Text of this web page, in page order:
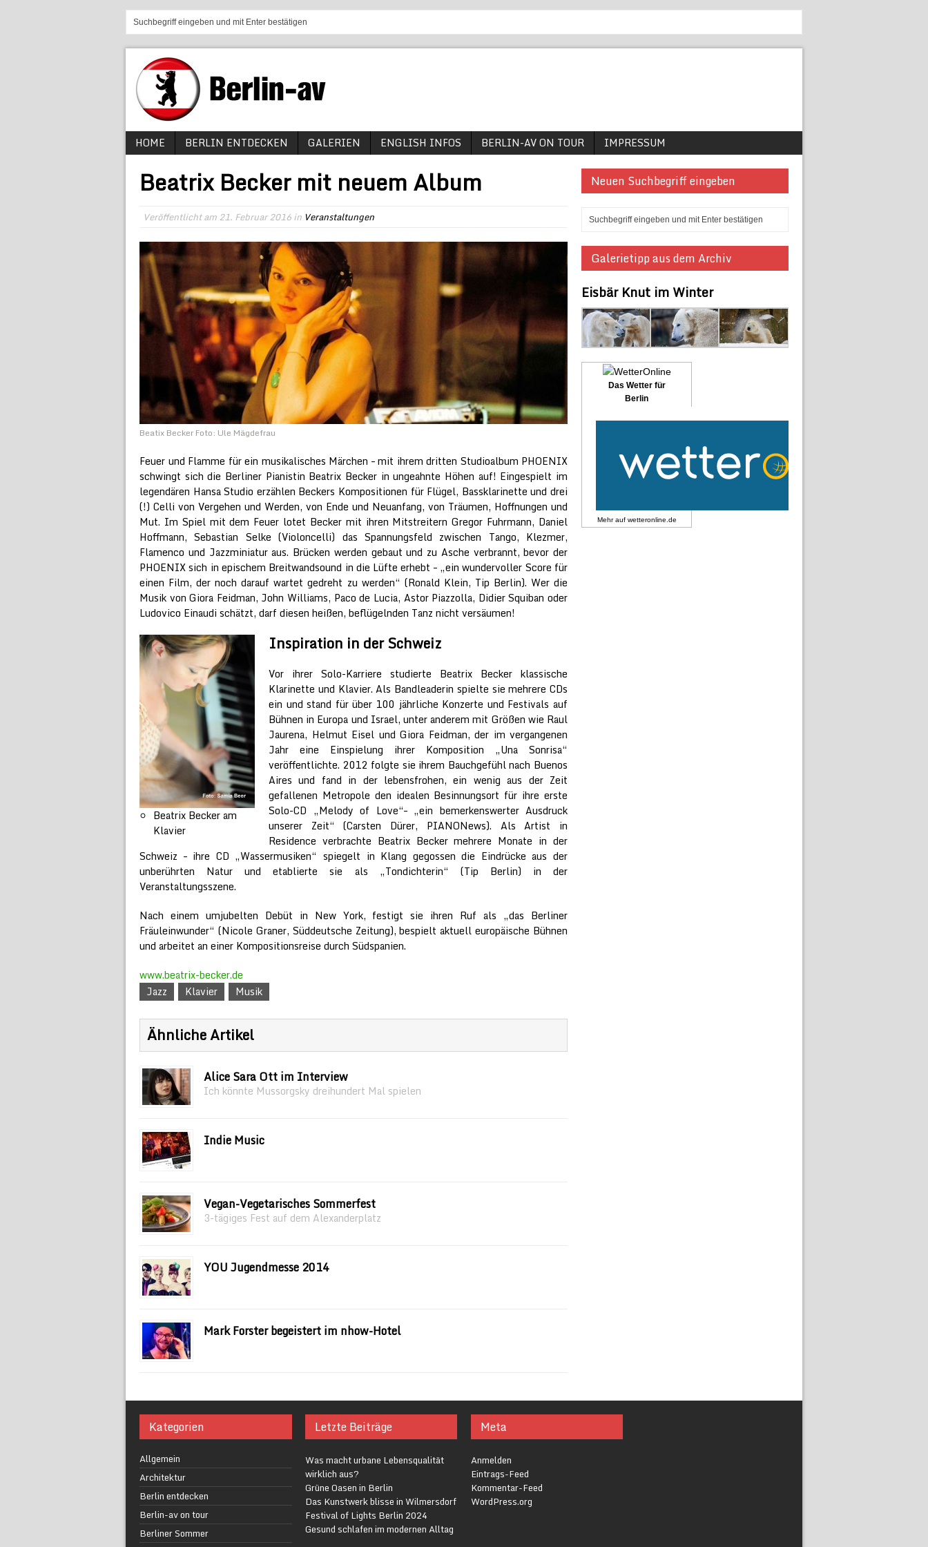
HOME BERLIN ENTDECKEN GALERIEN ENGLISH INFOS BERLIN-AV ON TOUR IMPRESSUM
Beatrix Becker mit neuem Album
Veröffentlicht am21. Februar 2016in Veranstaltungen
Beatix Becker Foto: Ule Mägdefrau
Feuer und Flamme für ein musikalisches Märchen – mit ihrem dritten Studioalbum PHOENIX
schwingt sich die Berliner Pianistin Beatrix Becker in ungeahnte Höhen auf! Eingespielt im
legendären Hansa Studio erzählen Beckers Kompositionen für Flügel, Bassklarinette und drei
(!) Celli von Vergehen und Werden, von Ende und Neuanfang, von Träumen, Hoffnungen und
Mut. Im Spiel mit dem Feuer lotet Becker mit ihren Mitstreitern Gregor Fuhrmann, Daniel
Hoffmann, Sebastian Selke (Violoncelli) das Spannungsfeld zwischen Tango, Klezmer,
Flamenco und Jazzminiatur aus. Brücken werden gebaut und zu Asche verbrannt, bevor der
PHOENIX sich in epischem Breitwandsound in die Lüfte erhebt – „ein wundervoller Score für
einen Film, der noch darauf wartet gedreht zu werden“ (Ronald Klein, Tip Berlin). Wer die
Musik von Giora Feidman, John Williams, Paco de Lucia, Astor Piazzolla, Didier Squiban oder
Ludovico Einaudi schätzt, darf diesen heißen, beflügelnden Tanz nicht versäumen!
Beatrix Becker am
Klavier
Inspiration in der Schweiz
Vor ihrer Solo-Karriere studierte Beatrix Becker klassische
Klarinette und Klavier. Als Bandleaderin spielte sie mehrere CDs
ein und stand für über 100 jährliche Konzerte und Festivals auf
Bühnen in Europa und Israel, unter anderem mit Größen wie Raul
Jaurena, Helmut Eisel und Giora Feidman, der im vergangenen
Jahr eine Einspielung ihrer Komposition „Una Sonrisa“
veröffentlichte. 2012 folgte sie ihrem Bauchgefühl nach Buenos
Aires und fand in der lebensfrohen, ein wenig aus der Zeit
gefallenen Metropole den idealen Besinnungsort für ihre erste
Solo-CD „Melody of Love“– „ein bemerkenswerter Ausdruck
unserer Zeit“ (Carsten Dürer, PIANONews). Als Artist in
Residence verbrachte Beatrix Becker mehrere Monate in der
Schweiz – ihre CD „Wassermusiken“ spiegelt in Klang gegossen die Eindrücke aus der
unberührten Natur und etablierte sie als „Tondichterin“ (Tip Berlin) in der
Veranstaltungsszene.
Nach einem umjubelten Debüt in New York, festigt sie ihren Ruf als „das Berliner
Fräuleinwunder“ (Nicole Graner, Süddeutsche Zeitung), bespielt aktuell europäische Bühnen
und arbeitet an einer Kompositionsreise durch Südspanien.
www.beatrix-becker.de
Jazz
Klavier Musik
Ähnliche Artikel
Alice Sara Ott im Interview
Ich könnte Mussorgsky dreihundert Mal spielen
Indie Music
Vegan-Vegetarisches Sommerfest
3-tägiges Fest auf dem Alexanderplatz
YOU Jugendmesse 2014
Mark Forster begeistert im nhow-Hotel
Neuen Suchbegriff eingeben
Galerietipp aus dem Archiv
Eisbär Knut im Winter
Das Wetter für
Berlin
Mehr auf wetteronline.de
Kategorien
Allgemein
Architektur
Berlin entdecken
Berlin-av on tour
Berliner Sommer
Letzte Beiträge
Was macht urbane Lebensqualität
wirklich aus?
Grüne Oasen in Berlin
Das Kunstwerk blisse in Wilmersdorf
Festival of Lights Berlin 2024
Gesund schlafen im modernen Alltag
Meta
Anmelden
Eintrags-Feed
Kommentar-Feed
WordPress.org